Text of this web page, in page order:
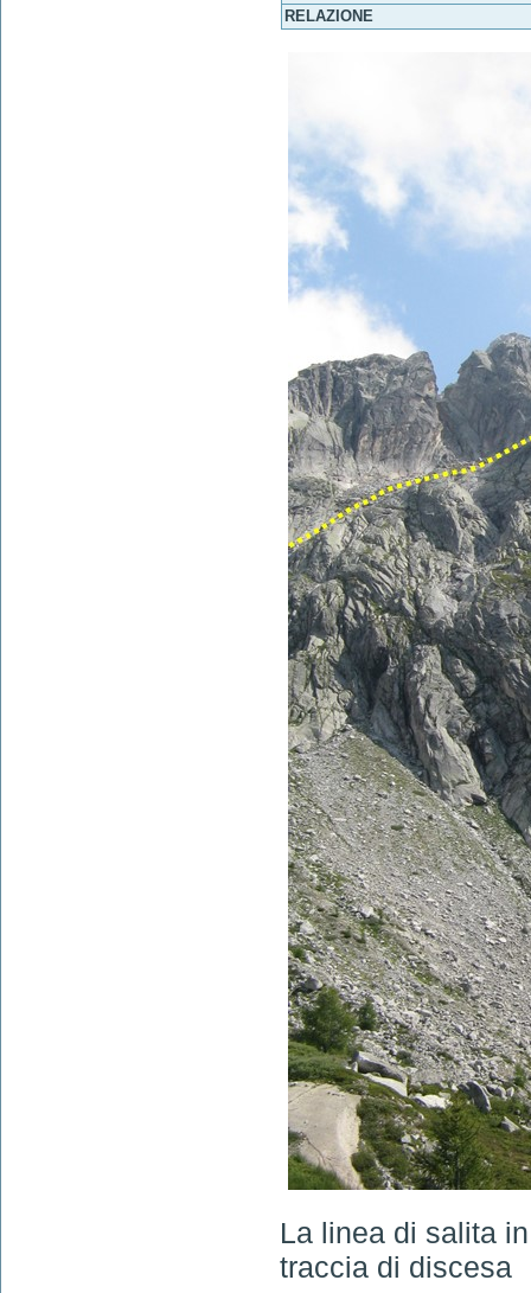
RELAZIONE
La linea di salita
traccia di discesa